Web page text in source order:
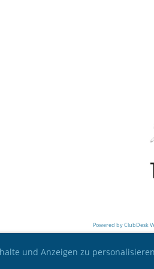
und Anzeigen zu
Powered by ClubDesk